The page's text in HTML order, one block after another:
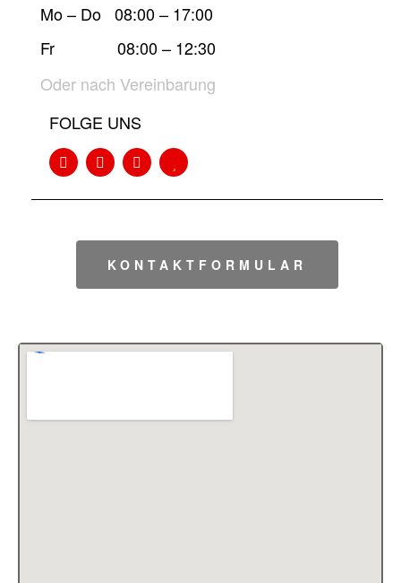
Mo – Do 08:00 – 17:00
Fr 08:00 – 12:30
Oder nach Vereinbarung
FOLGE UNS
KONTAKTFORMULAR